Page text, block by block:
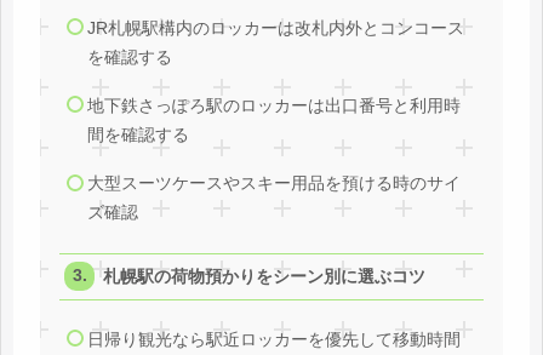
JR札幌駅構内のロッカーは改札内外とコンコース
を確認する
地下鉄さっぽろ駅のロッカーは出口番号と利用時
間を確認する
大型スーツケースやスキー用品を預ける時のサイ
ズ確認
札幌駅の荷物預かりをシーン別に選ぶコツ
日帰り観光なら駅近ロッカーを優先して移動時間